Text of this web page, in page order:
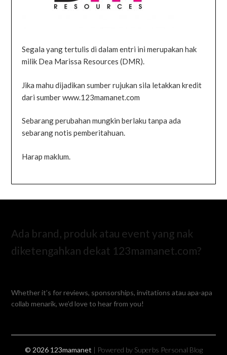
Segala yang tertulis di dalam entri ini merupakan hak
milik Dea Marissa Resources (DMR).
Jika mahu dijadikan sumber rujukan sila letakkan kredit
dari sumber www.123mamanet.com
Sebarang perubahan mungkin berlaku tanpa ada
sebarang notis pemberitahuan.
Harap maklum.
Ada brand, produk atau event yang nak
diketengahkan dekat 123mamanet.com?
Whether it’s for reviews, sponsorships, invitations atau apa-apa
collab menarik, we’d love to hear from you!
© 2026 123mamanet | Powered by Superbs Personal Blog